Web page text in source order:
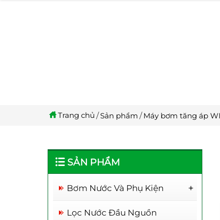
Trang chủ Sản phẩm Máy bơm tăng áp
SẢN PHẨM
Bơm Nước Và Phụ Kiện
Rơ Le Thông Minh
Lọc Nước Đầu Nguồn
Máy bơm tăng áp
Máy bơm tăng áp